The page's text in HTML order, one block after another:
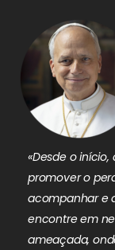
«Desde o
promover o
acompanhar e
encontre em
ameaçada,